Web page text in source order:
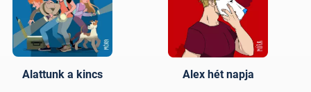
Alattunk a kincs Alex hét napja